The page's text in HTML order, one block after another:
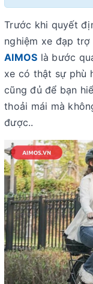
Bước 1: Tư
Bước 2:
Bước 3:
Bước 4:
Lý do bạn
thay vì mua
Trải nghiệm
người bạn đồng
Kết luận
Trước khi quyết
nghiệm xe đạp
AIMOS là bước
xe có thật sự phù
cũng đủ để bạn
thoải mái mà
được..